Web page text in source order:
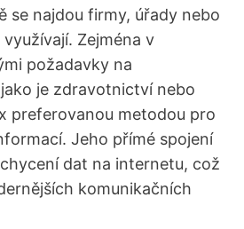
se najdou firmy, úřady nebo
Zejména v
požadavky na
je zdravotnictví nebo
preferovanou metodou pro
Jeho přímé spojení
dat na internetu, což
komunikačních